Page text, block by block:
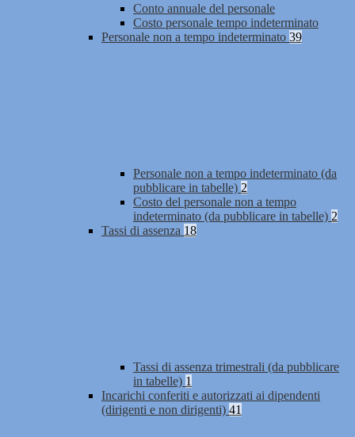
Conto annuale del personale
Costo personale tempo indeterminato
Personale non a tempo indeterminato 39
Personale non a tempo indeterminato (da
pubblicare in tabelle) 2
Costo del personale non a tempo
indeterminato (da pubblicare in tabelle) 2
Tassi di assenza 18
Tassi di assenza trimestrali (da pubblicare
in tabelle) 1
Incarichi conferiti e autorizzati ai dipendenti
(dirigenti e non dirigenti) 41